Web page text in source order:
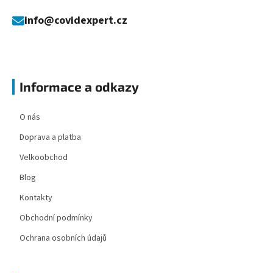
info@covidexpert.cz
Informace a odkazy
O nás
Doprava a platba
Velkoobchod
Blog
Kontakty
Obchodní podmínky
Ochrana osobních údajů